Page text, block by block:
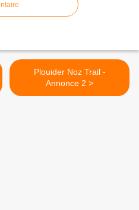
Plouider Noz Trail -
Annonce 2 >